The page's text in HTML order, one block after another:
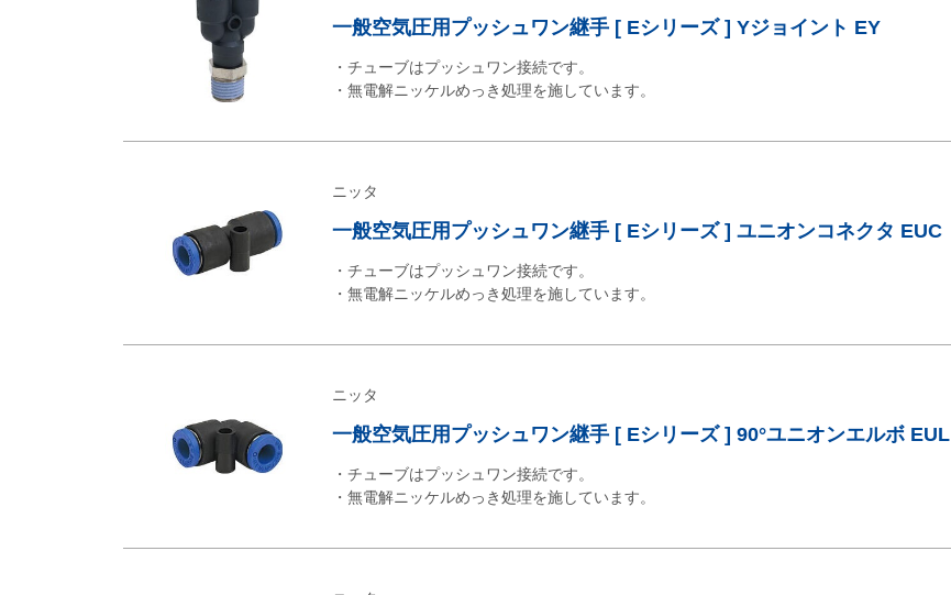
一般空気圧用プッシュワン継手 [ Eシリーズ ] Yジョイント EY
・チューブはプッシュワン接続です。
・無電解ニッケルめっき処理を施しています。
ニッタ
一般空気圧用プッシュワン継手 [ Eシリーズ ] ユニオンコネクタ EUC
・チューブはプッシュワン接続です。
・無電解ニッケルめっき処理を施しています。
ニッタ
一般空気圧用プッシュワン継手 [ Eシリーズ ] 90°ユニオンエルボ EUL
・チューブはプッシュワン接続です。
・無電解ニッケルめっき処理を施しています。